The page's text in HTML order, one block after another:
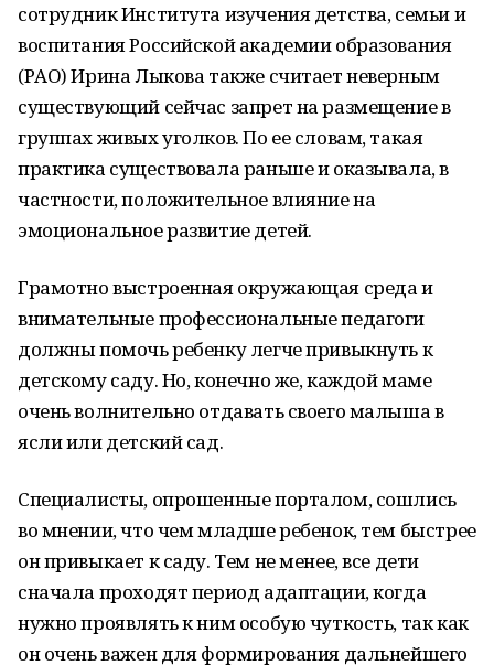
сотрудник Института изучения детства, семьи и
воспитания Российской академии образования
(РАО) Ирина Лыкова также считает неверным
существующий сейчас запрет на размещение в
группах живых уголков. По ее словам, такая
практика существовала раньше и оказывала, в
частности, положительное влияние на
эмоциональное развитие детей.
Грамотно выстроенная окружающая среда и
внимательные профессиональные педагоги
должны помочь ребенку легче привыкнуть к
детскому саду. Но, конечно же, каждой маме
очень волнительно отдавать своего малыша в
ясли или детский сад.
Специалисты, опрошенные порталом, сошлись
во мнении, что чем младше ребенок, тем быстрее
он привыкает к саду. Тем не менее, все дети
сначала проходят период адаптации, когда
нужно проявлять к ним особую чуткость, так как
он очень важен для формирования дальнейшего